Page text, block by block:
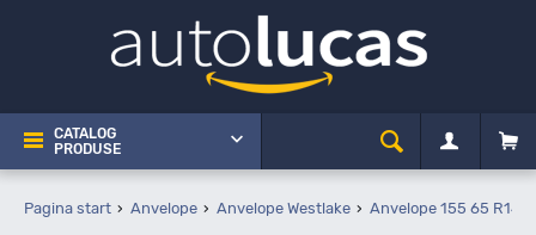
CATALOG
PRODUSE
Pagina start Anvelope Anvelope Westlake Anvelope 155 65 R14